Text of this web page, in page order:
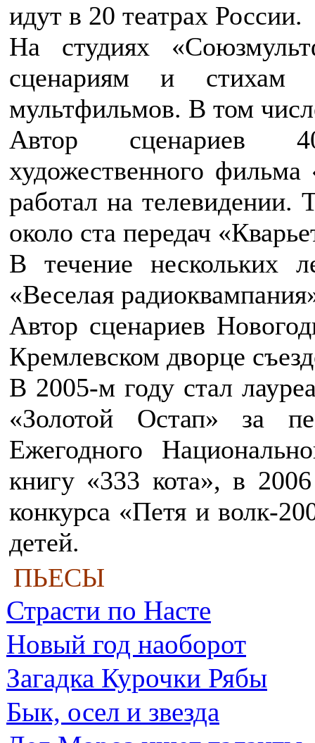
идут в 20 театрах России.
На студиях
сценариям и стихам
мультфильмов. В том
Автор сценариев 40-
художественного
работал на телевидении.
около ста передач
В течение нескольких
«Веселая
Автор сценариев
Кремлевском дворце
В 2005-м году стал
«Золотой Остап» за
Ежегодного
книгу «333 кота», в
конкурса «Петя и волк-
детей.
ПЬЕСЫ
Страсти по Насте
Новый год наоборот
Загадка Курочки Рябы
Бык, осел и звезда